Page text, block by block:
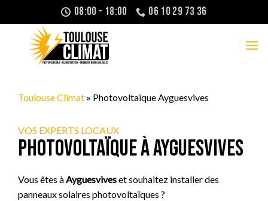
au
contenu
08:00 - 18:00 06 10 29 73 36
Toulouse Climat » Photovoltaïque Ayguesvives
VOS EXPERTS LOCAUX
Photovoltaïque à Ayguesvives
Vous êtes àAyguesviveset souhaitez installer des
panneaux solaires photovoltaïques ?